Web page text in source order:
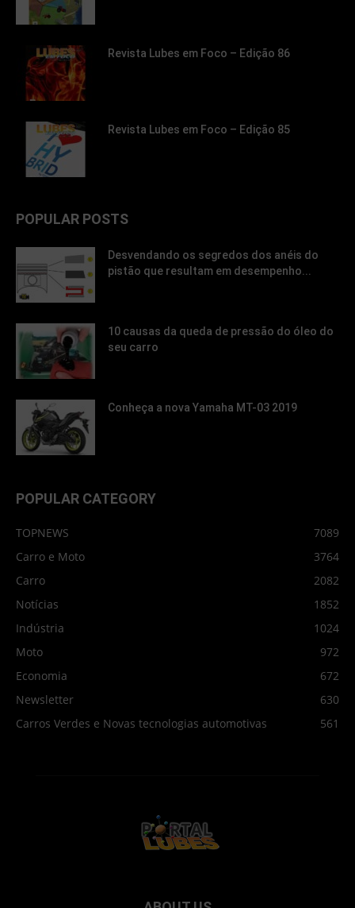
Revista Lubes em Foco – Edição 86
Revista Lubes em Foco – Edição 85
POPULAR POSTS
Desvendando os segredos dos anéis do
pistão que resultam em desempenho...
10 causas da queda de pressão do óleo do
seu carro
Conheça a nova Yamaha MT-03 2019
POPULAR CATEGORY
TOPNEWS
7089
Carro e Moto
3764
Carro
2082
Notícias
1852
Indústria
1024
Moto
972
Economia
672
Newsletter
630
Carros Verdes e Novas tecnologias automotivas
561